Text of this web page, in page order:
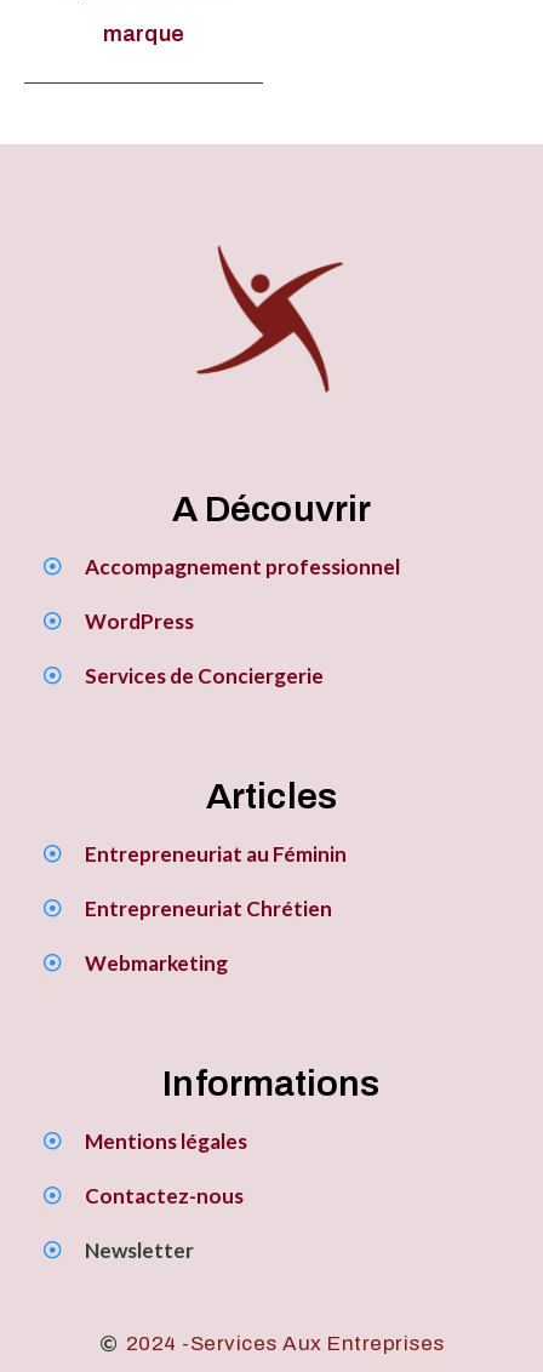
marque
A Découvrir
Accompagnement professionnel
WordPress
Services de Conciergerie
Articles
Entrepreneuriat au Féminin
Entrepreneuriat Chrétien
Webmarketing
Informations
Mentions légales
Contactez-nous
Newsletter
2024 -Services Aux Entreprises